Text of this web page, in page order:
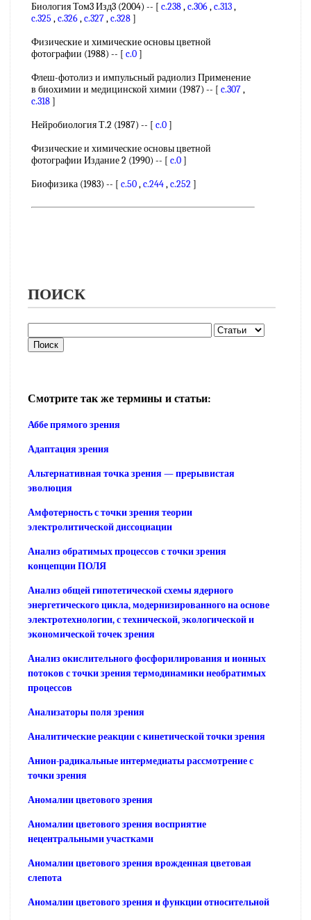
Биология Том3 Изд3 (2004) -- [ c.238,c.306,c.313,
c.325 ,c.326,c.327,c.328]
Физические и химические основы цветной
фотографии (1988) -- [ c.0]
Флеш-фотолиз и импульсный радиолиз Применение
в биохимии и медицинской химии (1987) -- [ c.307,
c.318]
Нейробиология Т.2 (1987) -- [ c.0]
Физические и химические основы цветной
фотографии Издание 2 (1990) -- [ c.0]
Биофизика (1983) -- [ c.50,c.244,c.252]
ПОИСК
Смотрите так же термины и статьи:
Аббе прямого зрения
Адаптация зрения
Альтернативная точка зрения — прерывистая
эволюция
Амфотерность с точки зрения теории
электролитической диссоциации
Анализ обратимых процессов с точки зрения
концепции ПОЛЯ
Анализ общей гипотетической схемы ядерного
энергетического цикла, модернизированного на основе
электротехнологии, с технической, экологической и
экономической точек зрения
Анализ окислительного фосфорилирования и ионных
потоков с точки зрения термодинамики необратимых
процессов
Анализаторы поля зрения
Аналитические реакции с кинетической точки зрения
Анион-радикальные интермедиаты рассмотрение с
точки зрения
Аномалии цветового зрения
Аномалии цветового зрения восприятие
нецентральными участками
Аномалии цветового зрения врожденная цветовая
слепота
Аномалии цветового зрения и функции относительной